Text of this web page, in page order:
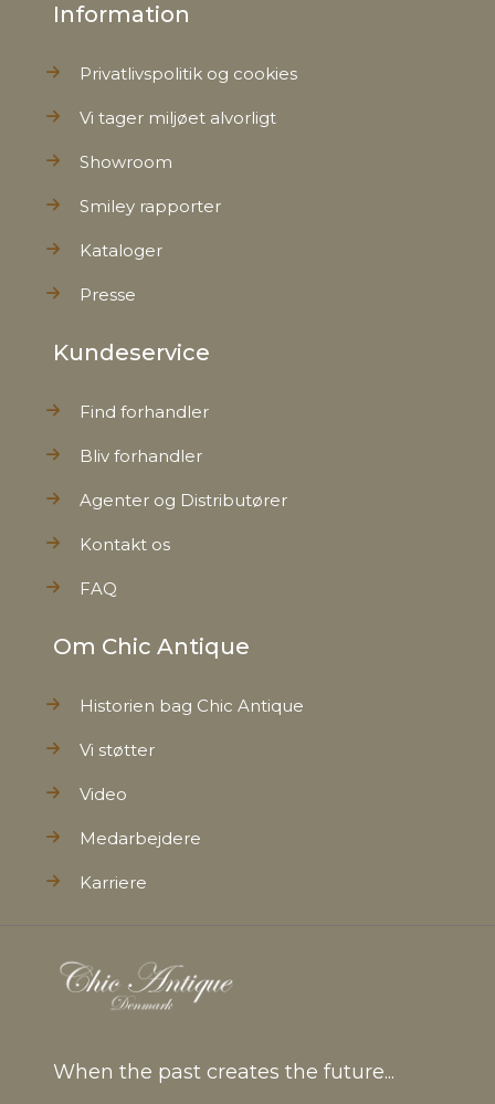
Information
Privatlivspolitik og cookies
Vi tager miljøet alvorligt
Showroom
Smiley rapporter
Kataloger
Presse
Kundeservice
Find forhandler
Bliv forhandler
Agenter og Distributører
Kontakt os
FAQ
Om Chic Antique
Historien bag Chic Antique
Vi støtter
Video
Medarbejdere
Karriere
When the past creates the future...